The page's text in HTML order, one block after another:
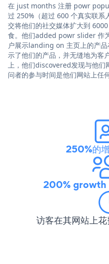
在 just months 注册 powr
过 250%（超过 600 个真实联
交将他们的社交媒体扩大到
食。他们added powr slider 作
户展示landing on 主页上的产
示了他们的产品，并无缝地为客
上，他们discovered发现与他们
问者的参与时间是他们网站上任
250%的
200% growth
访客在其网站上花